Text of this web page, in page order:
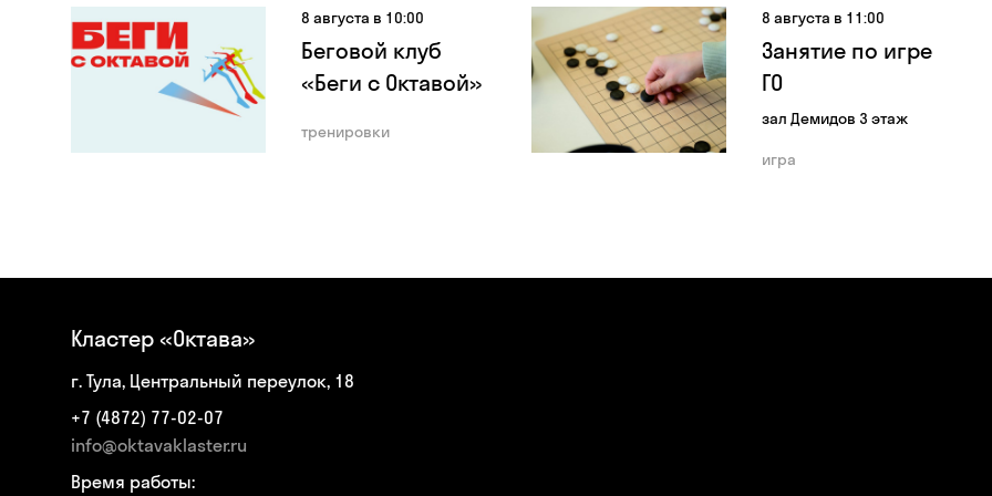
8 августа в 10:00
Беговой клуб
«Беги с Октавой»
тренировки
8 августа в 11:00
Занятие по игре
ГО
зал Демидов 3 этаж
игра
Кластер «Октава»
г. Тула, Центральный переулок, 18
+7 (4872) 77-02-07
info@oktavaklaster.ru
Время работы: